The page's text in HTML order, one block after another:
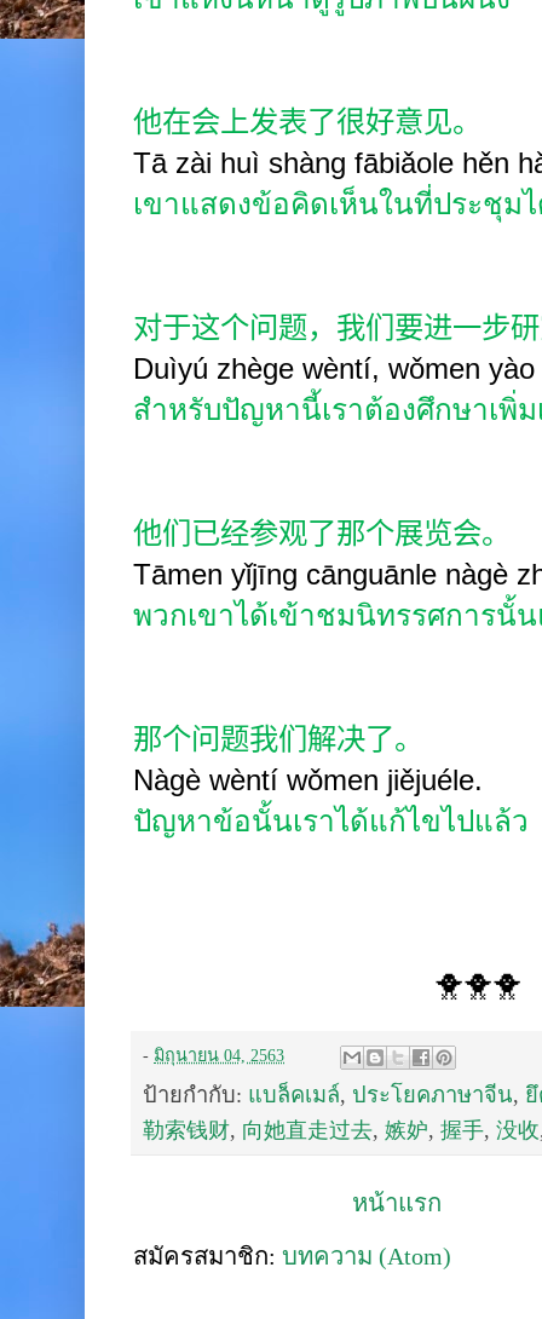
他在会上发表了很好意见。
Tā zài huì shàng fābiǎole hěn
เขาแสดงข้อคิดเห็นในที่ประชุม
对于这个问题，我们要进一步
Duìyú zhège wèntí, wǒmen
สำหรับปัญหานี้เราต้องศึกษาเพิ่ม
他们已经参观了那个展览会。
Tāmen yǐjīng cānguānle nàgè
พวกเขาได้เข้าชมนิทรรศการนั้
那个问题我们解决了。
Nàgè wèntí wǒmen jiějuéle.
ปัญหาข้อนั้นเราได้แก้ไขไปแล้ว
🐥🐥🐥
- มิถุนายน 04, 2563
ป้ายกำกับ: แบล็คเมล์, ประโยคภาษาจีน,
勒索钱财, 向她直走过去, 嫉妒, 握手, 没收
หน้าแรก
สมัครสมาชิก: บทความ (Atom)